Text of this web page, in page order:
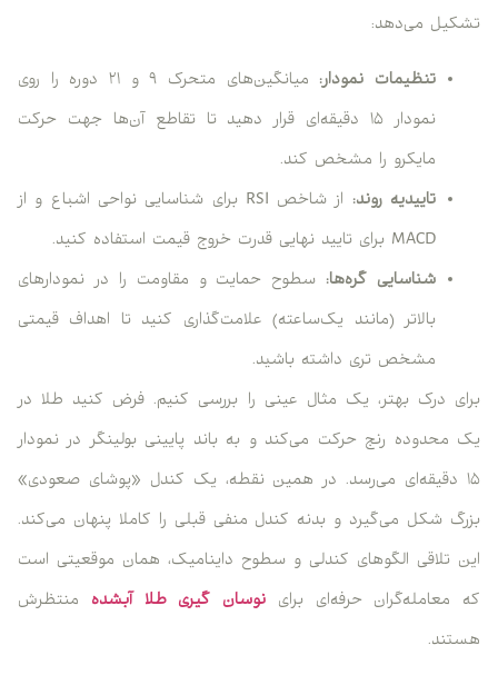
تشکیل می‌دهد:
تنظیمات نمودار:
میانگین‌های متحرک ۹ و ۲۱ دوره را روی
نمودار ۱۵ دقیقه‌ای قرار دهید تا تقاطع آن‌ها جهت حرکت
مایکرو را مشخص کند.
تاییدیه روند:
از شاخص RSI برای شناسایی نواحی اشباع و از
MACD برای تایید نهایی قدرت خروج قیمت استفاده کنید.
شناسایی گره‌ها: سطوح حمایت و مقاومت را در نمودارهای
بالاتر (مانند یک‌ساعته) علامت‌گذاری کنید تا اهداف قیمتی
مشخص تری داشته باشید.
برای درک بهتر، یک مثال عینی را بررسی کنیم. فرض کنید طلا در
یک محدوده رنج حرکت می‌کند و به باند پایینی بولینگر در نمودار
۱۵ دقیقه‌ای می‌رسد. در همین نقطه، یک کندل «پوشای صعودی»
بزرگ شکل می‌گیرد و بدنه کندل منفی قبلی را کاملا پنهان می‌کند.
این تلاقی الگوهای کندلی و سطوح داینامیک، همان موقعیتی است
که معامله‌گران حرفه‌ای برای نوسان گیری طلا آبشده منتظرش
هستند.